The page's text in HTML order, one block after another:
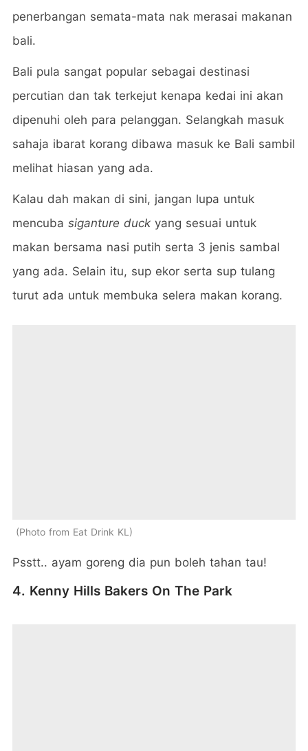
penerbangan semata-mata nak merasai makanan
bali.
Bali pula sangat popular sebagai destinasi
percutian dan tak terkejut kenapa kedai ini akan
dipenuhi oleh para pelanggan. Selangkah masuk
sahaja ibarat korang dibawa masuk ke Bali sambil
melihat hiasan yang ada.
Kalau dah makan di sini, jangan lupa untuk
mencuba siganture duck yang sesuai untuk
makan bersama nasi putih serta 3 jenis sambal
yang ada. Selain itu, sup ekor serta sup tulang
turut ada untuk membuka selera makan korang.
Photo from Eat Drink KL
Psstt.. ayam goreng dia pun boleh tahan tau!
4. Kenny Hills Bakers On The Park